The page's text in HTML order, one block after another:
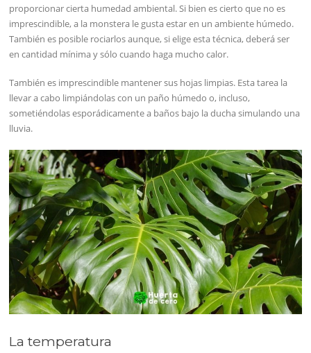
proporcionar cierta humedad ambiental. Si bien es cierto que no es
imprescindible, a la monstera le gusta estar en un ambiente húmedo.
También es posible rociarlos aunque, si elige esta técnica, deberá ser
en cantidad mínima y sólo cuando haga mucho calor.
También es imprescindible mantener sus hojas limpias. Esta tarea la
llevar a cabo limpiándolas con un paño húmedo o, incluso,
sometiéndolas esporádicamente a baños bajo la ducha simulando una
lluvia.
La temperatura